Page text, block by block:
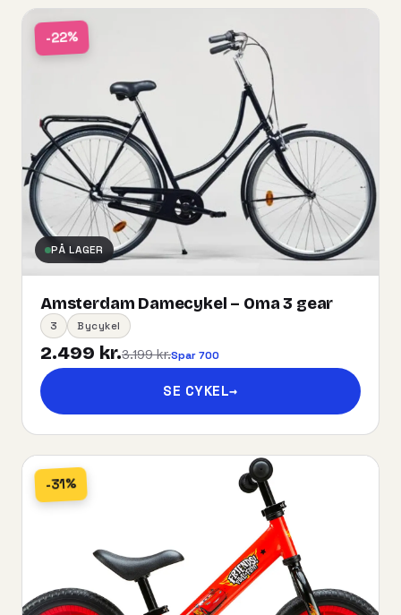
-22%
PÅ LAGER
Amsterdam Damecykel – Oma 3 gear
3 Bycykel
2.499 kr.3.199 kr.Spar 700
SE CYKEL→
-31%